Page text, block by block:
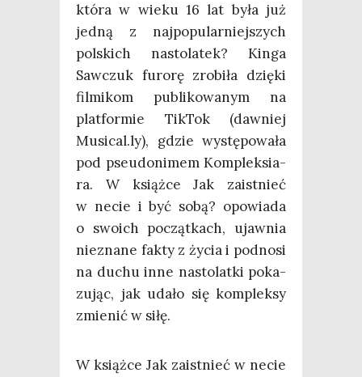
któ­ra w wie­ku 16 lat była już
jed­ną z naj­po­pu­lar­niej­szych
pol­skich nasto­la­tek? Kin­ga
Saw­czuk furo­rę zro­bi­ła dzię­ki
fil­mi­kom publi­ko­wa­nym na
plat­for­mie Tik­Tok (daw­niej
Musical.ly), gdzie wystę­po­wa­ła
pod pseu­do­ni­mem Kom­plek­sia­
ra. W książ­ce Jak zaist­nieć
w necie i być sobą? opo­wia­da
o swo­ich począt­kach, ujaw­nia
nie­zna­ne fak­ty z życia i pod­no­si
na duchu inne nasto­lat­ki poka­
zu­jąc, jak uda­ło się kom­plek­sy
zmie­nić w siłę.
W książ­ce Jak zaist­nieć w necie